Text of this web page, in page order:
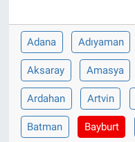
Adana Adıyaman
Aksaray Amasya
Ardahan Artvin
Batman Bayburt